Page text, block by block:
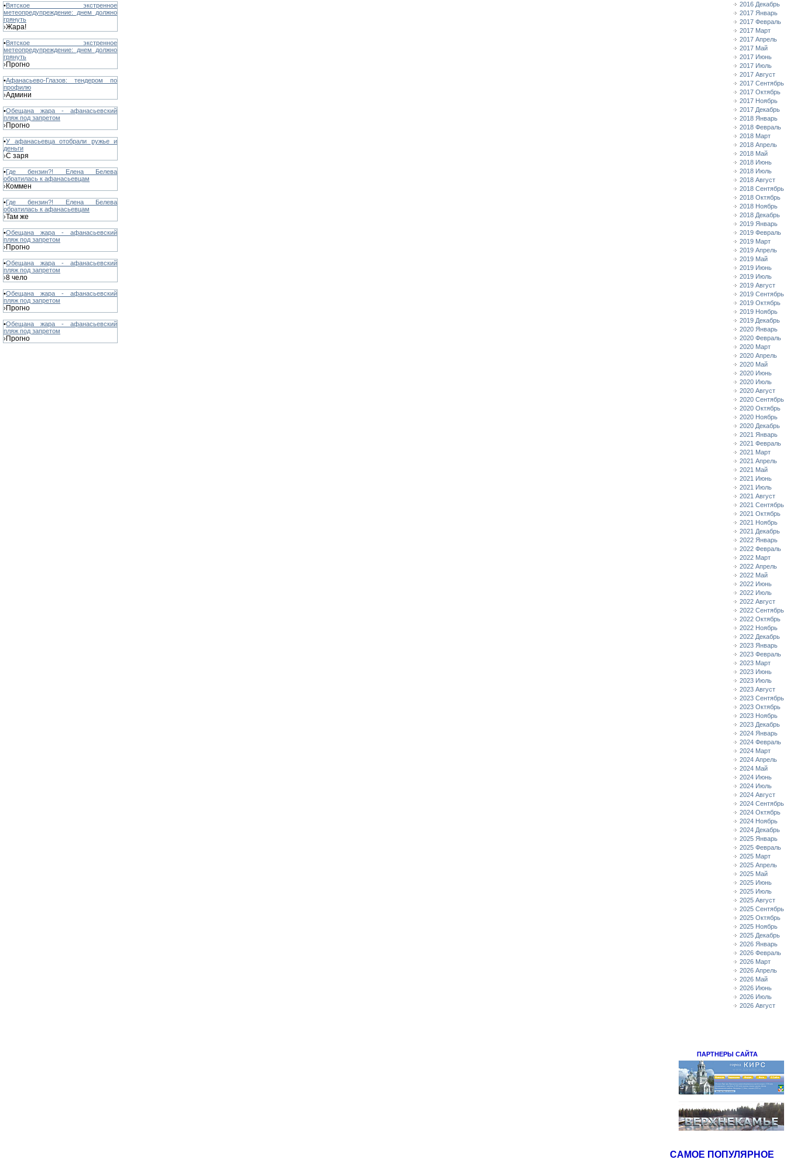
•Вятское экстренное
метеопредупреждение: днем должно
грянуть
›Жара!
•Вятское экстренное
метеопредупреждение: днем должно
грянуть
›Прогно
•Афанасьево-Глазов: тендером по
профилю
›Админи
•Обещана жара - афанасьевский
пляж под запретом
›Прогно
•У афанасьевца отобрали ружье и
деньги
›С заря
•Где бензин?! Елена Белева
обратилась к афанасьевцам
›Коммен
•Где бензин?! Елена Белева
обратилась к афанасьевцам
›Там же
•Обещана жара - афанасьевский
пляж под запретом
›Прогно
•Обещана жара - афанасьевский
пляж под запретом
›8 чело
•Обещана жара - афанасьевский
пляж под запретом
›Прогно
•Обещана жара - афанасьевский
пляж под запретом
›Прогно
2016 Декабрь
2017 Январь
2017 Февраль
2017 Март
2017 Апрель
2017 Май
2017 Июнь
2017 Июль
2017 Август
2017 Сентябрь
2017 Октябрь
2017 Ноябрь
2017 Декабрь
2018 Январь
2018 Февраль
2018 Март
2018 Апрель
2018 Май
2018 Июнь
2018 Июль
2018 Август
2018 Сентябрь
2018 Октябрь
2018 Ноябрь
2018 Декабрь
2019 Январь
2019 Февраль
2019 Март
2019 Апрель
2019 Май
2019 Июнь
2019 Июль
2019 Август
2019 Сентябрь
2019 Октябрь
2019 Ноябрь
2019 Декабрь
2020 Январь
2020 Февраль
2020 Март
2020 Апрель
2020 Май
2020 Июнь
2020 Июль
2020 Август
2020 Сентябрь
2020 Октябрь
2020 Ноябрь
2020 Декабрь
2021 Январь
2021 Февраль
2021 Март
2021 Апрель
2021 Май
2021 Июнь
2021 Июль
2021 Август
2021 Сентябрь
2021 Октябрь
2021 Ноябрь
2021 Декабрь
2022 Январь
2022 Февраль
2022 Март
2022 Апрель
2022 Май
2022 Июнь
2022 Июль
2022 Август
2022 Сентябрь
2022 Октябрь
2022 Ноябрь
2022 Декабрь
2023 Январь
2023 Февраль
2023 Март
2023 Июнь
2023 Июль
2023 Август
2023 Сентябрь
2023 Октябрь
2023 Ноябрь
2023 Декабрь
2024 Январь
2024 Февраль
2024 Март
2024 Апрель
2024 Май
2024 Июнь
2024 Июль
2024 Август
2024 Сентябрь
2024 Октябрь
2024 Ноябрь
2024 Декабрь
2025 Январь
2025 Февраль
2025 Март
2025 Апрель
2025 Май
2025 Июнь
2025 Июль
2025 Август
2025 Сентябрь
2025 Октябрь
2025 Ноябрь
2025 Декабрь
2026 Январь
2026 Февраль
2026 Март
2026 Апрель
2026 Май
2026 Июнь
2026 Июль
2026 Август
ПАРТНЕРЫ САЙТА
САМОЕ ПОПУЛЯРНОЕ